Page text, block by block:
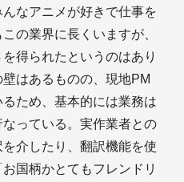
なアニメが好きで仕事を
の業界に長くいますが、
得られたというのはあり
はあるものの、現地PM
ため、基本的には業務は
っている。実作業者との
介したり、翻訳機能を使
国柄かとてもフレンドリ